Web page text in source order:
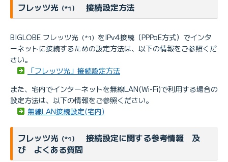
フレッツ光 （*1） 接続設定方法
BIGLOBE フレッツ光 （*1） をIPv4接続（PPPoE方式）でインタ
ーネットに接続するための設定方法は、以下の情報をご参照くだ
さい。
「フレッツ光」接続設定方法
また、宅内でインターネットを無線LAN(Wi-Fi)で利用する場合の
設定方法は、以下の情報をご参照ください。
無線LAN接続設定(宅内)
フレッツ光 （*1）
接続設定に関する参考情報 及
び よくある質問